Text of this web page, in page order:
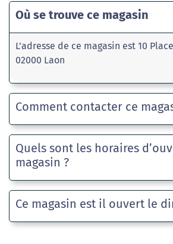
Où se trouve ce magasin
L'adresse de ce magasin est 10
02000 Laon
Comment contacter ce
Quels sont les horaires
magasin ?
Ce magasin est il ouvert le